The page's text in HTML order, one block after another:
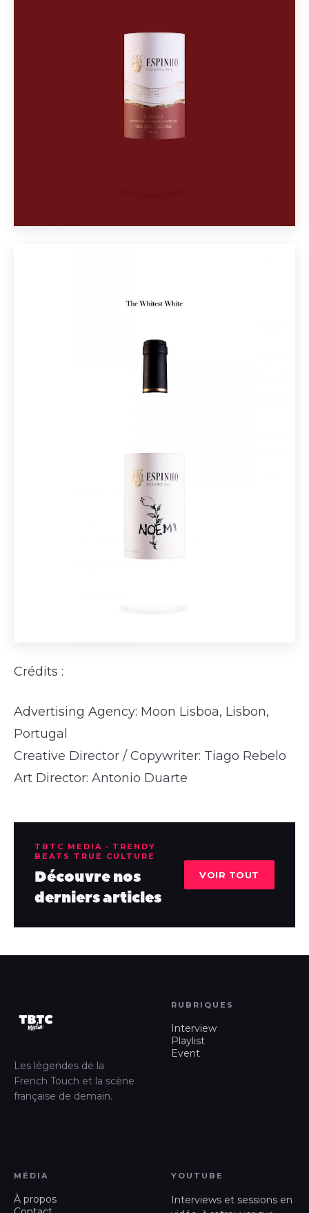
Crédits :
Advertising Agency: Moon Lisboa, Lisbon,
Portugal
Creative Director / Copywriter: Tiago Rebelo
Art Director: Antonio Duarte
TBTC MEDIA · TRENDY
BEATS TRUE CULTURE
Découvre nos
derniers articles
VOIR TOUT
Les légendes de la
French Touch et la scène
française de demain.
RUBRIQUES
Interview
Playlist
Event
MÉDIA
À propos
YOUTUBE
Interviews et sessions en